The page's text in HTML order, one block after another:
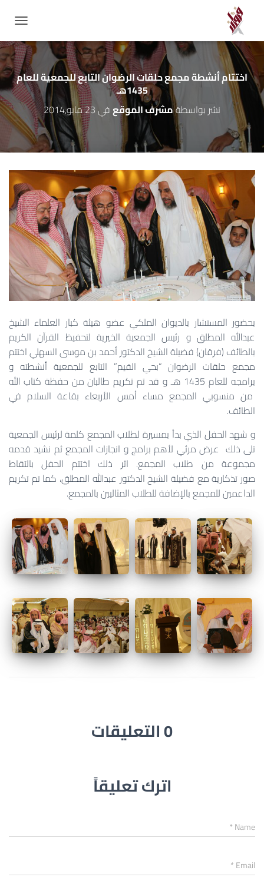
اختتام أنشطة مجمع حلقات الرضوان التابع للجمعية للعام
1435هـ
نشر بواسطةمشرف الموقعفي23 مايو,2014
بحضور المستشار بالديوان الملكي عضو هيئة كبار العلماء الشيخ
عبدالله المطلق و رئيس الجمعية الخيرية لتحفيظ القرآن الكريم
بالطائف (فرقان) فضيلة الشيخ الدكتور أحمد بن موسى السهلي اختتم
مجمع حلقات الرضوان “بحي القيم” التابع للجمعية أنشطته و
برامجه للعام 1435 هـ و قد تم تكريم طالبان من حفظة كتاب الله
من منسوبي المجمع مساء أمس الأربعاء بقاعة السلام في
الطائف.
و شهد الحفل الذي بدأ بمسيرة لطلاب المجمع كلمة لرئيس الجمعية
تلى ذلك عرض مرئي لأهم برامج و انجازات المجمع ثم نشيد قدمه
مجموعة من طلاب المجمع. اثر ذلك اختتم الحفل بالتقاط
صور تذكارية مع فضيلة الشيخ الدكتور عبدالله المطلق، كما تم تكريم
الداعمين للمجمع بالإضافة للطلاب المثاليين بالمجمع.
0 التعليقات
اترك تعليقاً
Name
*
Email
*